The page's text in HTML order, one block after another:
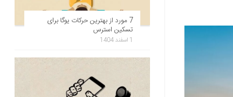
7 مورد از بهترین حرکات یوگا برای
تسکین استرس
1 اسفند 1404